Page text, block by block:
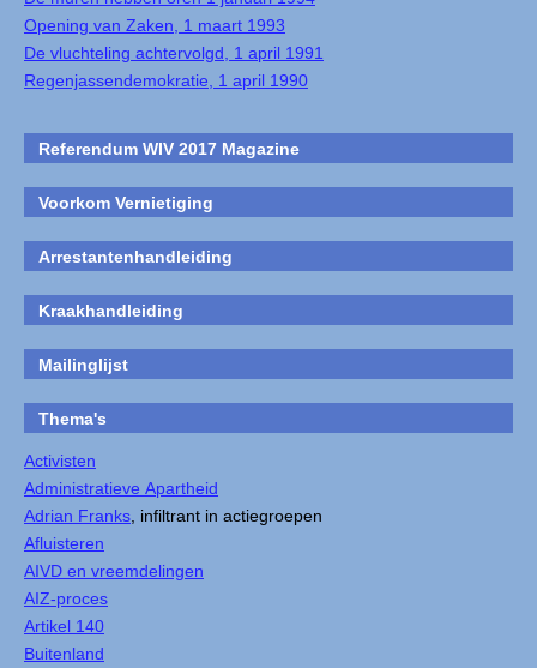
Opening van Zaken, 1 maart 1993
De vluchteling achtervolgd, 1 april 1991
Regenjassendemokratie, 1 april 1990
Referendum WIV 2017 Magazine
Voorkom Vernietiging
Arrestantenhandleiding
Kraakhandleiding
Mailinglijst
Thema's
Activisten
Administratieve Apartheid
Adrian Franks , infiltrant in actiegroepen
Afluisteren
AIVD en vreemdelingen
AIZ-proces
Artikel 140
Buitenland